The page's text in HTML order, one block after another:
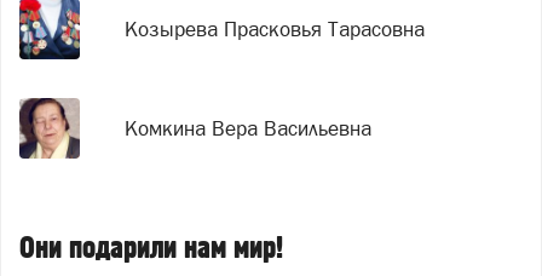
Козырева Прасковья Тарасовна
Комкина Вера Васильевна
Они подарили нам мир!